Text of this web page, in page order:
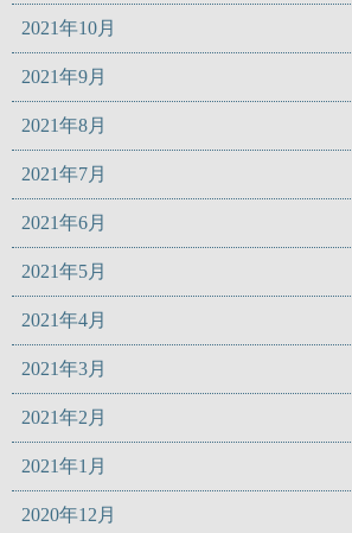
2021年10月
2021年9月
2021年8月
2021年7月
2021年6月
2021年5月
2021年4月
2021年3月
2021年2月
2021年1月
2020年12月